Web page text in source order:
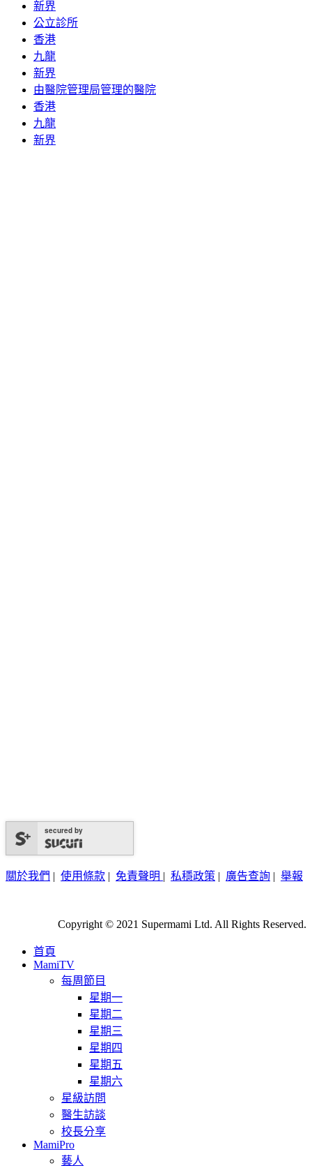
新界
公立診所
香港
九龍
新界
由醫院管理局管理的醫院
香港
九龍
新界
secured by
關於我們 | 使用條款 | 免責聲明 | 私穩政策 | 廣告查詢 | 舉報
Copyright © 2021 Supermami Ltd. All Rights Reserved.
首頁
MamiTV
每周節目
星期一
星期二
星期三
星期四
星期五
星期六
星級訪問
醫生訪談
校長分享
MamiPro
藝人